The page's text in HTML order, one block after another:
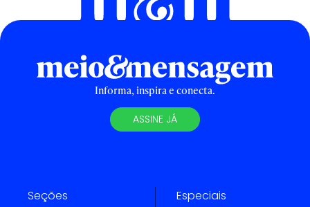
Informa, inspira e conecta.
ASSINE JÁ
Seções Especiais